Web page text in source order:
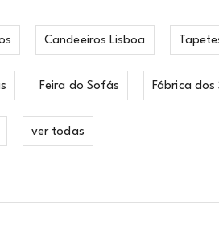
Candeeiros Lisboa
Feira do Sofás Fábrica dos
ver todas